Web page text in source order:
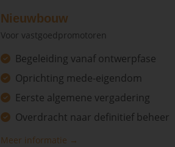
Nieuwbouw
Voor vastgoedpromotoren
Begeleiding vanaf ontwerpfase
Oprichting mede-eigendom
Eerste algemene vergadering
Overdracht naar definitief beheer
Meer informatie →